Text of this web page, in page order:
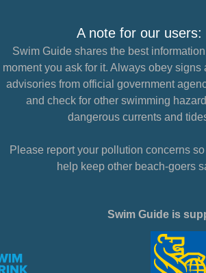
A note for our users:
Swim Guide shares the best
moment you ask for it. Always obey signs
advisories from official government
and check for other swimming
dangerous currents and
Please report your pollution concerns
help keep other beach-goers
Swim Guide is